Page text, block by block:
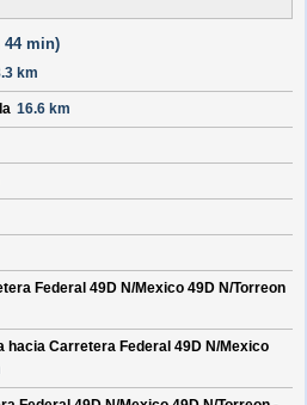
44 min)
km
16.6 km
Federal 49D N/Mexico 49D N/Torreon
hacia Carretera Federal 49D N/Mexico